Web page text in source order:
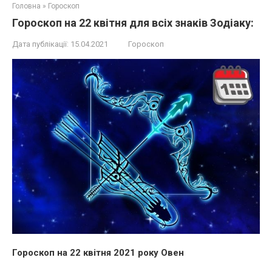
Головна » Гороскоп
Гороскоп на 22 квітня для всіх знаків Зодіаку:
Дата публікації: 15.04.2021 Гороскоп
Гороскоп на 22 квітня 2021 року Овен